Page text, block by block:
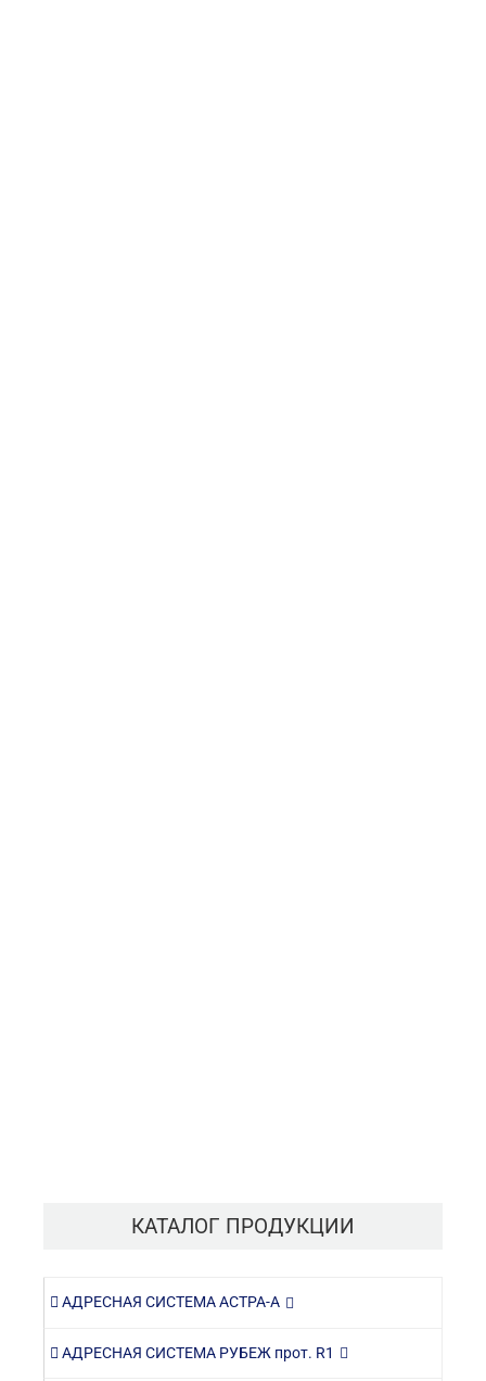
КАТАЛОГ ПРОДУКЦИИ
АДРЕСНАЯ СИСТЕМА АСТРА-А
АДРЕСНАЯ СИСТЕМА РУБЕЖ прот. R1